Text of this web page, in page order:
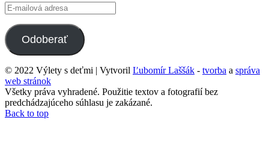
E-
mailová
adresa
Odoberať
© 2022 Výlety s deťmi | Vytvoril Ľubomír Laššák - tvorba a správa
web stránok
Všetky práva vyhradené. Použitie textov a fotografií bez
predchádzajúceho súhlasu je zakázané.
Back to top